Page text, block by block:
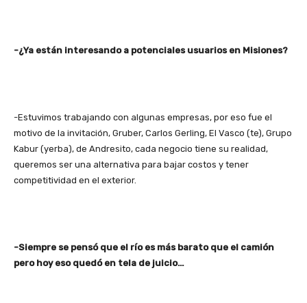
-¿Ya están interesando a potenciales usuarios en Misiones?
-Estuvimos trabajando con algunas empresas, por eso fue el
motivo de la invitación, Gruber, Carlos Gerling, El Vasco (te), Grupo
Kabur (yerba), de Andresito, cada negocio tiene su realidad,
queremos ser una alternativa para bajar costos y tener
competitividad en el exterior.
-Siempre se pensó que el río es más barato que el camión
pero hoy eso quedó en tela de juicio…